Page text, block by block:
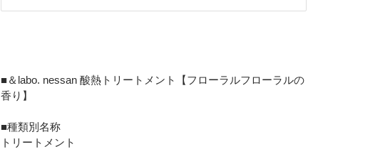
■＆labo. nessan 酸熱トリートメント【フローラルフローラルの
香り】
■種類別名称
トリートメント